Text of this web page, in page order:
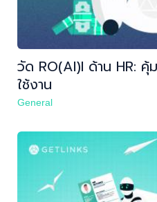
วัด RO(AI)I ด้าน HR: คุ้
ใช้งาน
General